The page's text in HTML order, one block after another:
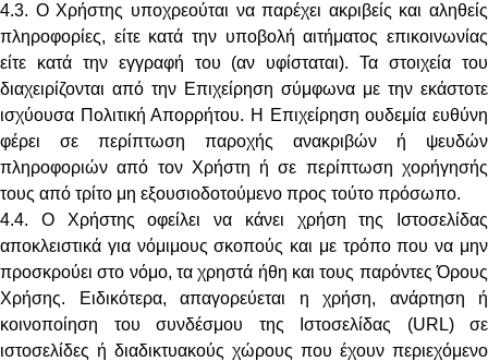
4.3. Ο Χρήστης υποχρεούται να παρέχει ακριβείς και αληθείς
πληροφορίες, είτε κατά την υποβολή αιτήματος επικοινωνίας
είτε κατά την εγγραφή του (αν υφίσταται). Τα στοιχεία του
διαχειρίζονται από την Επιχείρηση σύμφωνα με την εκάστοτε
ισχύουσα Πολιτική Απορρήτου. Η Επιχείρηση ουδεμία ευθύνη
φέρει σε περίπτωση παροχής ανακριβών ή ψευδών
πληροφοριών από τον Χρήστη ή σε περίπτωση χορήγησής
τους από τρίτο μη εξουσιοδοτούμενο προς τούτο πρόσωπο.
4.4. Ο Χρήστης οφείλει να κάνει χρήση της Ιστοσελίδας
αποκλειστικά για νόμιμους σκοπούς και με τρόπο που να μην
προσκρούει στο νόμο, τα χρηστά ήθη και τους παρόντες Όρους
Χρήσης. Ειδικότερα, απαγορεύεται η χρήση, ανάρτηση ή
κοινοποίηση του συνδέσμου της Ιστοσελίδας (URL) σε
ιστοσελίδες ή διαδικτυακούς χώρους που έχουν περιεχόμενο